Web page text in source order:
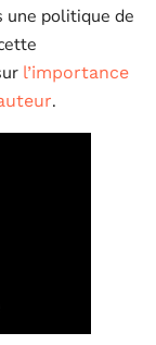
une politique de
l’importance
.